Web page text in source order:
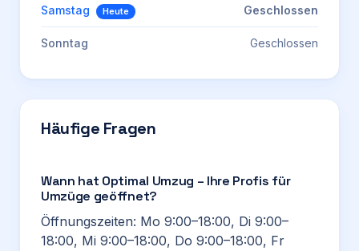
Samstag Heute Geschlossen
Sonntag Geschlossen
Häufige Fragen
Wann hat Optimal Umzug – Ihre Profis für
Umzüge geöffnet?
Öffnungszeiten: Mo 9:00–18:00, Di 9:00–
18:00, Mi 9:00–18:00, Do 9:00–18:00, Fr